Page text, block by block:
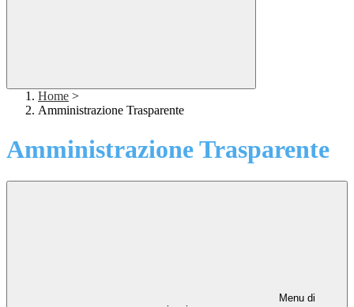
Home >
Amministrazione Trasparente
Amministrazione Trasparente
Menu di